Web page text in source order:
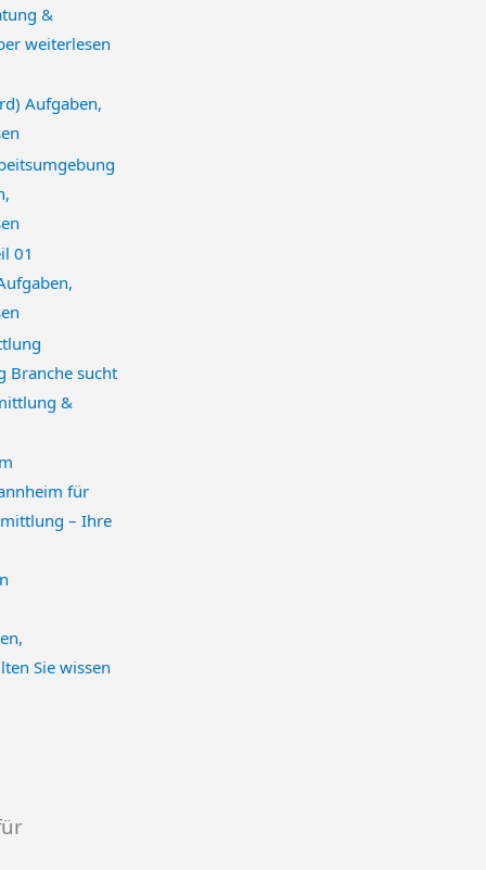
&
weiterlesen
Aufgaben,
Branche sucht
&
für
– Ihre
Sie wissen